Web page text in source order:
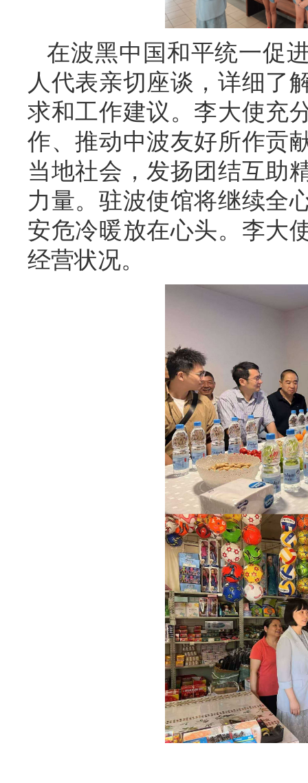
在波黑中国和平统一促
人代表亲切座谈，详细了
求和工作建议。李大使充
作、推动中波友好所作贡
当地社会，发扬团结互助
力量。驻波使馆将继续全
安危冷暖放在心头。李大
经营状况。